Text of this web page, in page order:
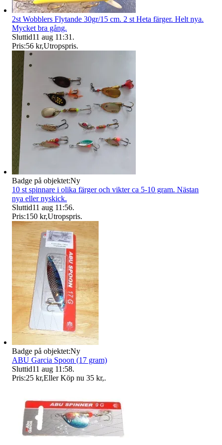
2st Wobblers Flytande 30gr/15 cm. 2 st Heta färger. Helt nya.
Mycket bra gång.
Sluttid11 aug 11:31 .
Pris:56 kr,Utropspris.
Badge på objektet:Ny
10 st spinnare i olika färger och vikter ca 5-10 gram. Nästan
nya eller nyskick.
Sluttid11 aug 11:56.
Pris:150 kr,Utropspris.
Badge på objektet:Ny
ABU Garcia Spoon (17 gram)
Sluttid11 aug 11:58.
Pris:25 kr,Eller Köp nu 35 kr,.